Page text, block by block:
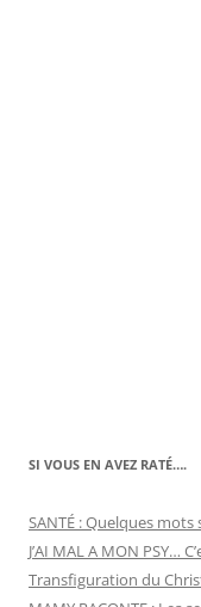
SI VOUS EN AVEZ RATÉ….
SANTÉ : Quelques mots
J’AI MAL A MON PSY…
Transfiguration du